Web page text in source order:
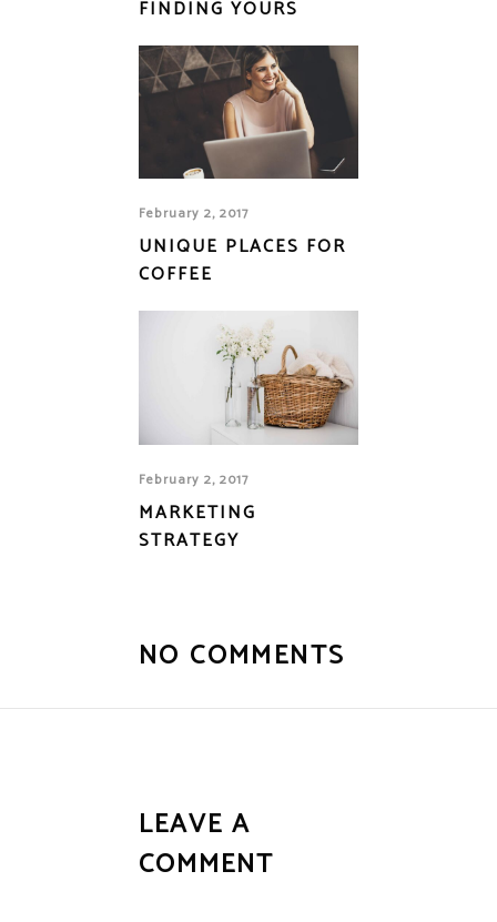
FINDING YOURS
February 2, 2017
UNIQUE PLACES FOR
COFFEE
February 2, 2017
MARKETING
STRATEGY
NO COMMENTS
LEAVE A
COMMENT